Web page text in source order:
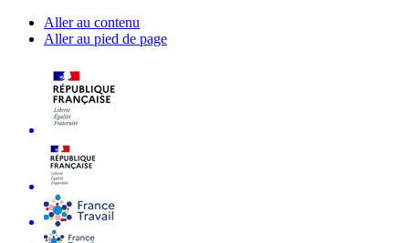
Aller au contenu
Aller au pied de page